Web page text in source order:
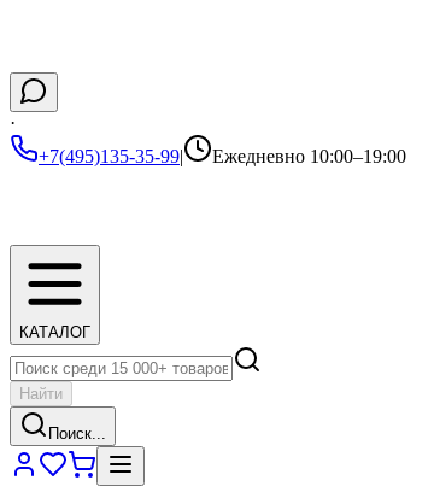
·
+7(495)135-35-99| Ежедневно 10:00–19:00
КАТАЛОГ
Найти
Поиск...